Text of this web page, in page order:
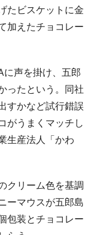
たビスケットに金
加えたチョコレー
声を掛け、五郎
ったという。同社
すかなど試行錯誤
がうまくマッチし
生産法人「かわ
クリーム色を基調
ーマウスが五郎島
包装とチョコレー